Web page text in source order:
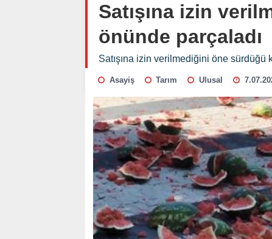
Satışına izin
önünde parçaladı
Satışına izin verilmediğini öne sürdüğü
Asayiş Tarım Ulusal